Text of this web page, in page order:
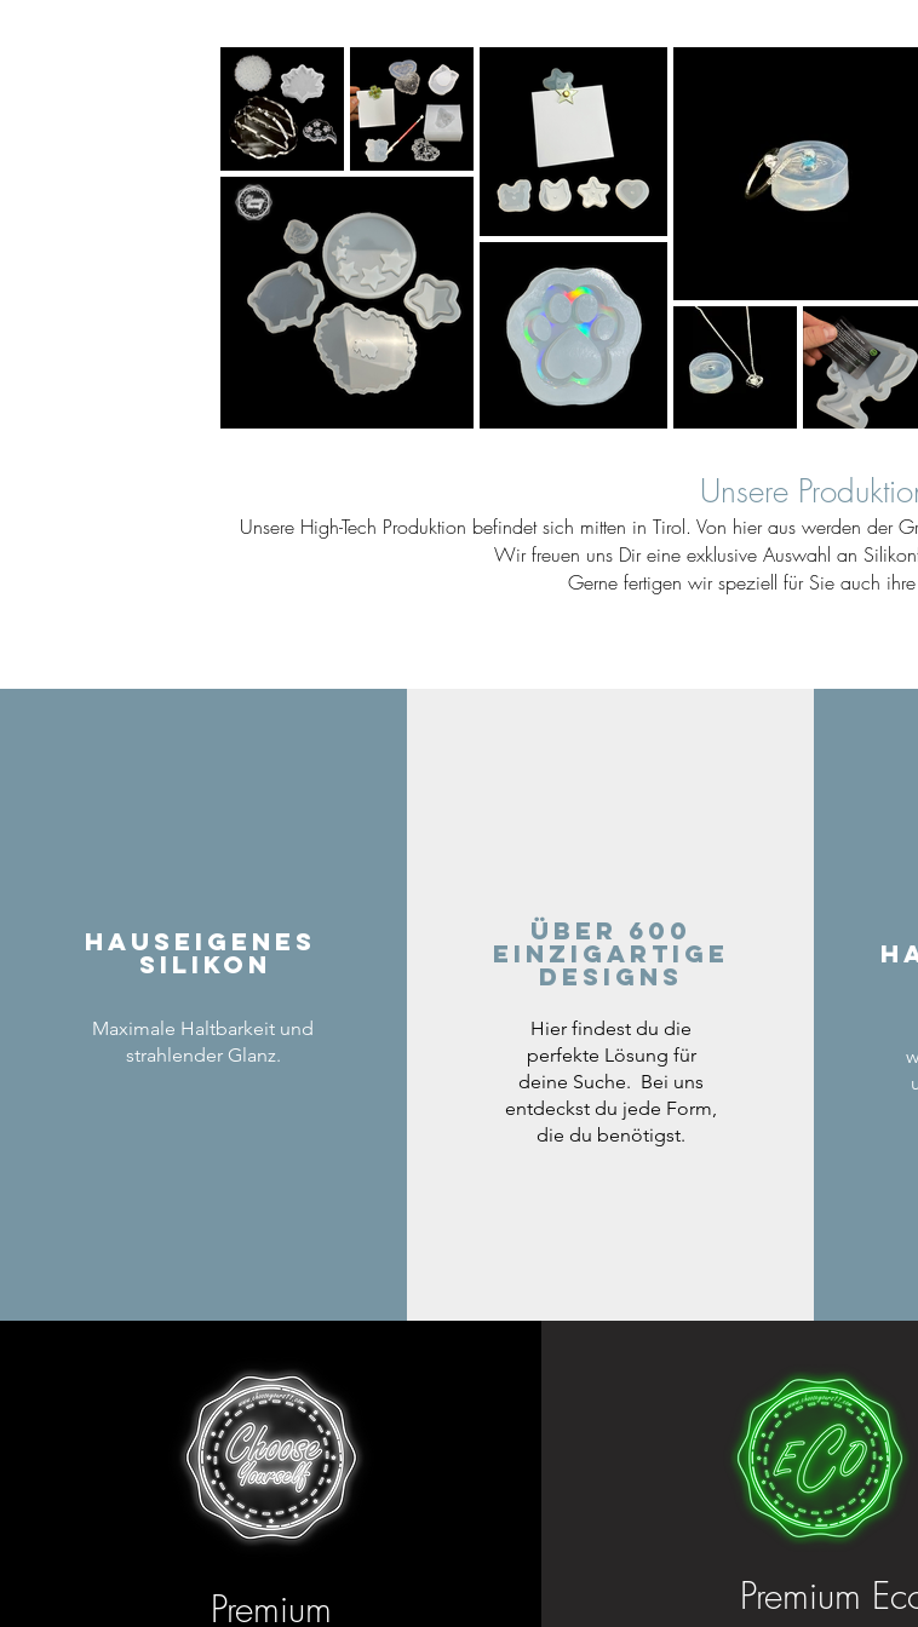
Unsere
Unsere High-Tech Produktion befindet sich mitten in Tirol. Von hier aus werden der
Wir freuen uns Dir eine exklusive Auswahl an
Gerne fertigen wir speziell für Sie auch
Hauseigenes
Silikon
Maximale Haltbarkeit und
strahlender Glanz.
Über 600
einzigartige
Designs
Hier findest du die
perfekte Lösung für
deine Suche. Bei uns
entdeckst du jede Form,
die du benötigst.
Premium Premium